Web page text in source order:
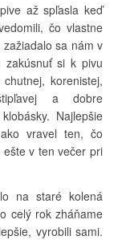
až spľasla keď
čo vlastne
sa nám v
zakúsnuť si k pivu
korenistej,
a dobre
Najlepšie
vravel ten, čo
v ten večer pri
na staré kolená
celý rok zháňame
vyrobili sami.